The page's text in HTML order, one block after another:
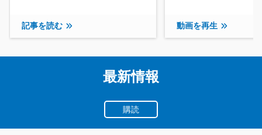
記事を読む 動画を再生
最新情報
購読